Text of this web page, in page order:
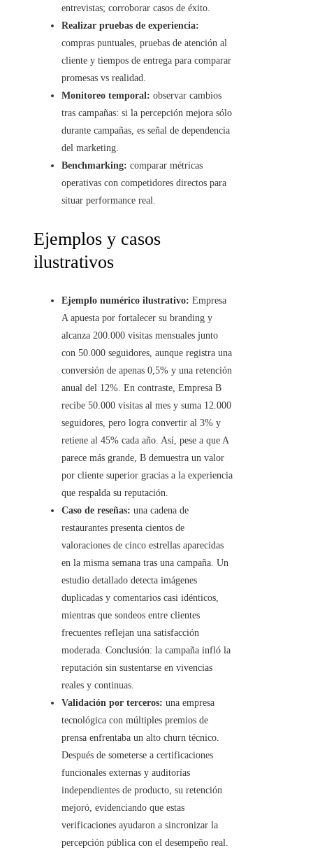
entrevistas; corroborar casos de éxito.
Realizar pruebas de experiencia:
compras puntuales, pruebas de atención al
cliente y tiempos de entrega para comparar
promesas vs realidad.
Monitoreo temporal: observar cambios
tras campañas: si la percepción mejora sólo
durante campañas, es señal de dependencia
del marketing.
Benchmarking: comparar métricas
operativas con competidores directos para
situar performance real.
Ejemplos y casos
ilustrativos
Ejemplo numérico ilustrativo: Empresa
A apuesta por fortalecer su branding y
alcanza 200.000 visitas mensuales junto
con 50.000 seguidores, aunque registra una
conversión de apenas 0,5% y una retención
anual del 12%. En contraste, Empresa B
recibe 50.000 visitas al mes y suma 12.000
seguidores, pero logra convertir al 3% y
retiene al 45% cada año. Así, pese a que A
parece más grande, B demuestra un valor
por cliente superior gracias a la experiencia
que respalda su reputación.
Caso de reseñas: una cadena de
restaurantes presenta cientos de
valoraciones de cinco estrellas aparecidas
en la misma semana tras una campaña. Un
estudio detallado detecta imágenes
duplicadas y comentarios casi idénticos,
mientras que sondeos entre clientes
frecuentes reflejan una satisfacción
moderada. Conclusión: la campaña infló la
reputación sin sustentarse en vivencias
reales y continuas.
Validación por terceros: una empresa
tecnológica con múltiples premios de
prensa enfrentaba un alto churn técnico.
Después de someterse a certificaciones
funcionales externas y auditorías
independientes de producto, su retención
mejoró, evidenciando que estas
verificaciones ayudaron a sincronizar la
percepción pública con el desempeño real.